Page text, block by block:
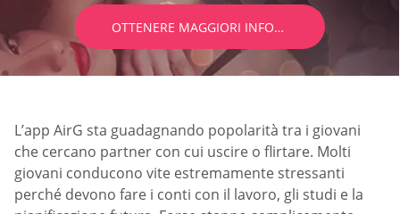
OTTENERE MAGGIORI INFORMAZIONI
L’app AirG sta guadagnando popolarità tra i giovani
che cercano partner con cui uscire o flirtare. Molti
giovani conducono vite estremamente stressanti
perché devono fare i conti con il lavoro, gli studi e la